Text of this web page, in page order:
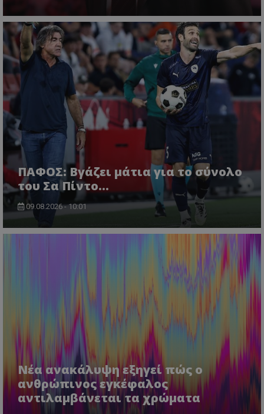
ΠΑΦΟΣ: Βγάζει μάτια για το σύνολο
του Σα Πίντο...
09.08.2026 - 10:01
Νέα ανακάλυψη εξηγεί πώς ο
ανθρώπινος εγκέφαλος
αντιλαμβάνεται τα χρώματα